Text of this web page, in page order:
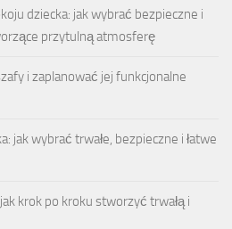
dziecka: jak wybrać bezpieczne i
przytulną atmosferę
i zaplanować jej funkcjonalne
jak wybrać trwałe, bezpieczne i łatwe
krok po kroku stworzyć trwałą i